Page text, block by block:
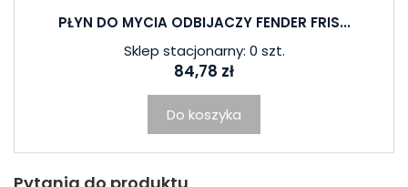
PŁYN DO MYCIA ODBIJACZY FENDER FRIS...
Sklep stacjonarny: 0 szt.
84,78 zł
Do koszyka